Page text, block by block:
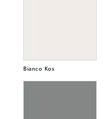
Bianco Kos